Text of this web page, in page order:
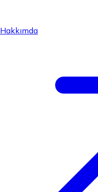
Hakkımda